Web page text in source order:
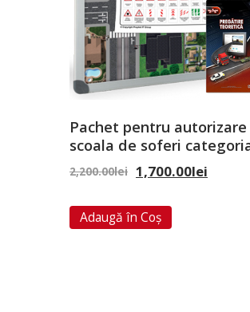
Pachet pentru autorizare
scoala de soferi
2,200.00lei 1,700.00lei
Adaugă în Coș